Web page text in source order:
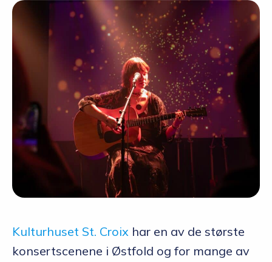
Kulturhuset St. Croix har en av de største
konsertscenene i Østfold og for mange av